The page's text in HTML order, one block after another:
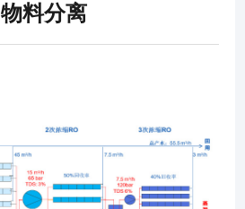
物料分离